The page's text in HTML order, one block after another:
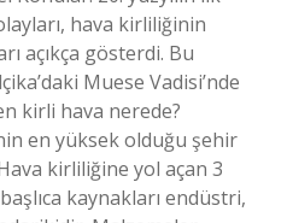
hava kirliliğinin
açıkça gösterdi. Bu
Muese Vadisi’nde
kirli hava nerede?
en yüksek olduğu şehir
kirliliğine yol açan 3
kaynakları endüstri,